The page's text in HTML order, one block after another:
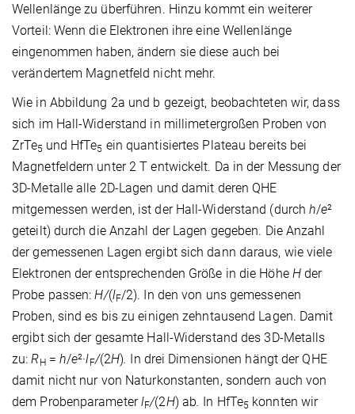
Wellenlänge zu überführen. Hinzu kommt ein weiterer
Vorteil: Wenn die Elektronen ihre eine Wellenlänge
eingenommen haben, ändern sie diese auch bei
verändertem Magnetfeld nicht mehr.
Wie in Abbildung 2a und b gezeigt, beobachteten wir, dass
sich im Hall-Widerstand in millimetergroßen Proben von
ZrTe5 und HfTe5 ein quantisiertes Plateau bereits bei
Magnetfeldern unter 2 T entwickelt. Da in der Messung der
3D-Metalle alle 2D-Lagen und damit deren QHE
mitgemessen werden, ist der Hall-Widerstand (durchh/e²
geteilt) durch die Anzahl der Lagen gegeben. Die Anzahl
der gemessenen Lagen ergibt sich dann daraus, wie viele
Elektronen der entsprechenden Größe in die Höhe Hder
Probe passen:H/(lF/2). In den von uns gemessenen
Proben, sind es bis zu einigen zehntausend Lagen. Damit
ergibt sich der gesamte Hall-Widerstand des 3D-Metalls
zu:RH= h/e²·lF/(2H). In drei Dimensionen hängt der QHE
damit nicht nur von Naturkonstanten, sondern auch von
dem ProbenparameterlF/(2H) ab. In HfTe5 konnten wir